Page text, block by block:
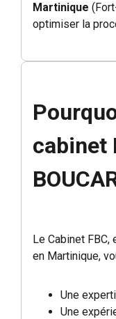
Martinique
optimiser la
cabinet
Le Cabinet
en Martinique,
Une
Une